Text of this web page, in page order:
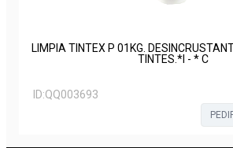
LIMPIA TINTEX P 01KG.
TINTES.*I - * C
ID:QQ003693